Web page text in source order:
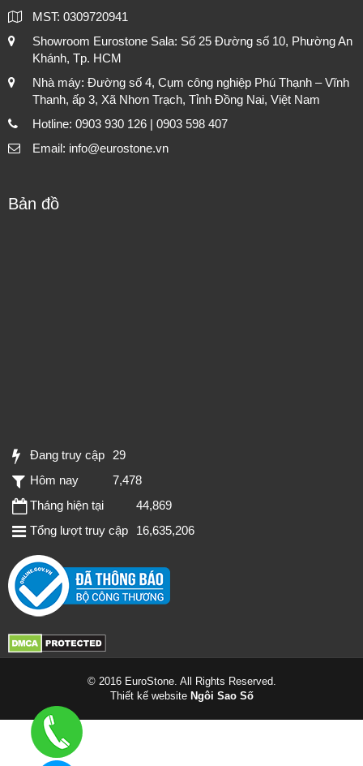
MST: 0309720941
Showroom Eurostone Sala: Số 25 Đường số 10, Phường An
Khánh, Tp. HCM
Nhà máy: Đường số 4, Cụm công nghiệp Phú Thạnh – Vĩnh
Thanh, ấp 3, Xã Nhơn Trạch, Tỉnh Đồng Nai, Việt Nam
Hotline: 0903 930 126 | 0903 598 407
Email: info@eurostone.vn
Bản đồ
Đang truy cập 29
Hôm nay
7,478
Tháng hiện tại
44,869
Tổng lượt truy cập
16,635,206
© 2016 EuroStone. All Rights Reserved.
Thiết kế website Ngôi Sao Số